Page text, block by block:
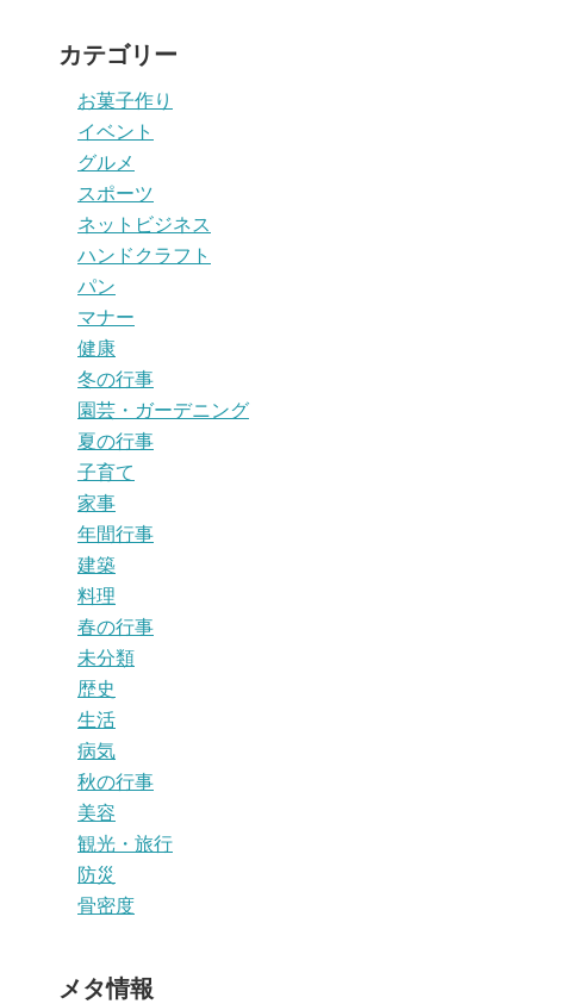
カテゴリー
お菓子作り
イベント
グルメ
スポーツ
ネットビジネス
ハンドクラフト
パン
マナー
健康
冬の行事
園芸・ガーデニング
夏の行事
子育て
家事
年間行事
建築
料理
春の行事
未分類
歴史
生活
病気
秋の行事
美容
観光・旅行
防災
骨密度
メタ情報